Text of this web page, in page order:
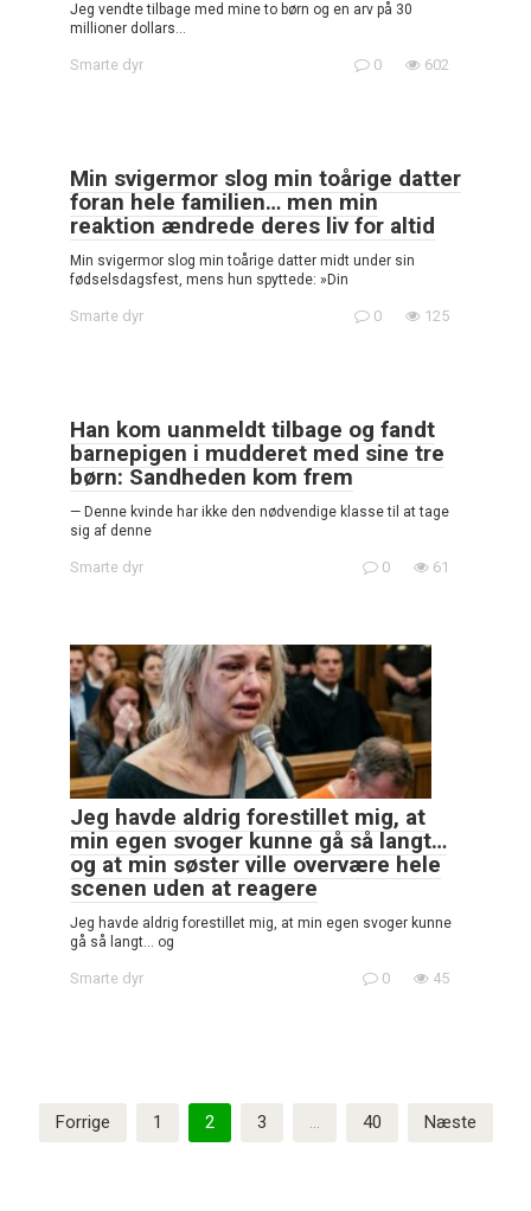
Jeg vendte tilbage med mine to børn og en arv på 30
millioner dollars…
Smarte dyr 0 602
Min svigermor slog min toårige datter
foran hele familien… men min
reaktion ændrede deres liv for altid
Min svigermor slog min toårige datter midt under sin
fødselsdagsfest, mens hun spyttede: »Din
Smarte dyr 0 125
Han kom uanmeldt tilbage og fandt
barnepigen i mudderet med sine tre
børn: Sandheden kom frem
— Denne kvinde har ikke den nødvendige klasse til at tage
sig af denne
Smarte dyr 0 61
Jeg havde aldrig forestillet mig, at
min egen svoger kunne gå så langt…
og at min søster ville overvære hele
scenen uden at reagere
Jeg havde aldrig forestillet mig, at min egen svoger kunne
gå så langt… og
Smarte dyr 0 45
Indlægsinddeling
Forrige 1 2 3 … 40 Næste